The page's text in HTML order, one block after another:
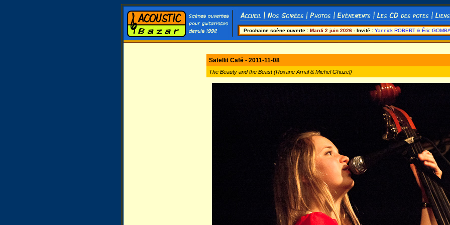
Prochaine scène ouverte : Mardi 2 juin 2026 - Invité : Yannick ROBERT & Éric
Satellit Café - 2011-11-08
The Beauty and the Beast (Roxane Arnal & Michel Ghuzel)